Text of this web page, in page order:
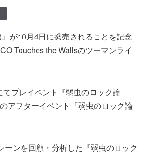
が10月4日に発売されることを記念
Touches the Wallsのツーマンライ
プレイベント『弱虫のロック論
アフターイベント『弱虫のロック論
ーンを回顧・分析した『弱虫のロック